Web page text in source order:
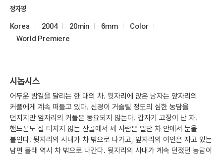
정자영
Korea 2004 20min 6mm
Color
World Premiere
시놉시스
어두운 밤길을 달리는 한 대의 차. 뒷자리에 앉은 남자는 앞자리의
커플에게 계속 떠들고 있다. 신경이 거슬릴 정도의 심한 농담을
던지지만 앞자리의 커플은 동요되지 않는다. 갑자기 고장이 난 차.
핸드폰도 잘 터지지 않는 산골에서 세 사람은 일단 차 안에서 눈을
붙인다. 뒷자리의 사내가 차 밖으로 나가고, 앞자리의 여인은 자고 있는
남편 몰래 역시 차 밖으로 나간다. 뒷자리의 사내가 계속 던졌던 농담이